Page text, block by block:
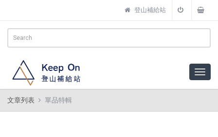
登山補給站
文章列表 單品特輯